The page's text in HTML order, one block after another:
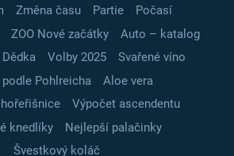
Změna času Partie
Počasí
ZOO Nové začátky
Auto – katalog
Volby 2025
Svařené víno
Pohlreicha
Aloe vera
Výpočet ascendentu
knedlíky
Nejlepší palačinky
Švestkový koláč